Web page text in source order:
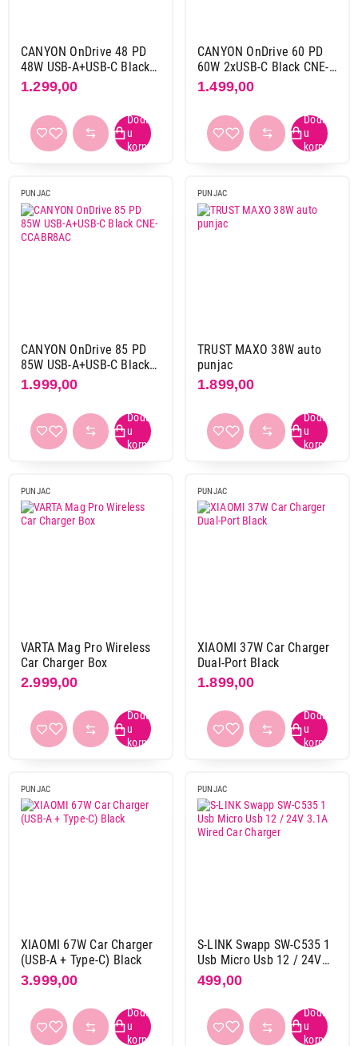
CANYON OnDrive 48 PD
48W USB-A+USB-C Black
CNE-CCABR3AC
1.299,00
CANYON OnDrive 60 PD
60W 2xUSB-C Black CNE-
CCABR3CC
1.499,00
PUNJAC
CANYON OnDrive 85 PD
85W USB-A+USB-C Black
CNE-CCABR8AC
1.999,00
PUNJAC
TRUST MAXO 38W auto
punjac
1.899,00
PUNJAC
VARTA Mag Pro Wireless
Car Charger Box
2.999,00
PUNJAC
XIAOMI 37W Car Charger
Dual-Port Black
1.899,00
PUNJAC
XIAOMI 67W Car Charger
(USB-A + Type-C) Black
3.999,00
PUNJAC
S-LINK Swapp SW-C535 1
Usb Micro Usb 12 / 24V
3.1A Wired Car Charger
499,00
8.999,00
PUNJAČI
SAMSUNG 9W Wireless Car Charging
Holder Black EP-H5300-CBE
Proizvod je dodat u korpu.
Ukupno u korpi:
Nastavi kupovinu